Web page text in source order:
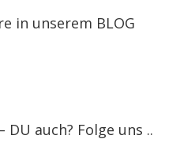
in unserem BLOG
auch? Folge uns ..